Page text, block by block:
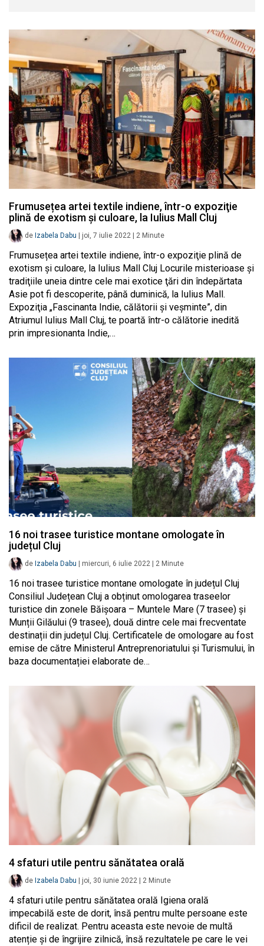
Frumusețea artei textile indiene, într-o expoziţie
plină de exotism şi culoare, la Iulius Mall Cluj
de Izabela Dabu joi, 7 iulie 2022 2 Minute
Frumusețea artei textile indiene, într-o expoziţie plină de
exotism şi culoare, la Iulius Mall Cluj Locurile misterioase şi
tradiţiile uneia dintre cele mai exotice ţări din îndepărtata
Asie pot fi descoperite, până duminică, la Iulius Mall.
Expoziţia „Fascinanta Indie, călătorii şi veşminte”, din
Atriumul Iulius Mall Cluj, te poartă într-o călătorie inedită
prin impresionanta Indie,…
16 noi trasee turistice montane omologate în
județul Cluj
de Izabela Dabu miercuri, 6 iulie 2022 2 Minute
16 noi trasee turistice montane omologate în județul Cluj
Consiliul Județean Cluj a obținut omologarea traseelor
turistice din zonele Băișoara – Muntele Mare (7 trasee) și
Munții Gilăului (9 trasee), două dintre cele mai frecventate
destinații din județul Cluj. Certificatele de omologare au fost
emise de către Ministerul Antreprenoriatului și Turismului, în
baza documentației elaborate de…
4 sfaturi utile pentru sănătatea orală
de Izabela Dabu joi, 30 iunie 2022 2 Minute
4 sfaturi utile pentru sănătatea orală Igiena orală
impecabilă este de dorit, însă pentru multe persoane este
dificil de realizat. Pentru aceasta este nevoie de multă
atenție și de îngrijire zilnică, însă rezultatele pe care le vei